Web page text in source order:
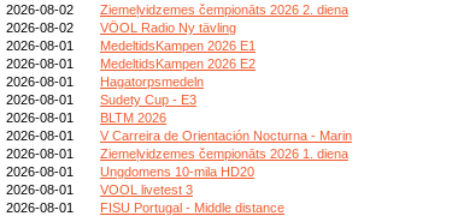
2026-08-02
Ziemeļvidzemes čempionāts 2026 2. diena
2026-08-02
VÖOL Radio Ny tävling
2026-08-01
MedeltidsKampen 2026 E1
2026-08-01
MedeltidsKampen 2026 E2
2026-08-01
Hagatorpsmedeln
2026-08-01
Sudety Cup - E3
2026-08-01
BLTM 2026
2026-08-01
V Carreira de Orientación Nocturna - Marin
2026-08-01
Ziemeļvidzemes čempionāts 2026 1. diena
2026-08-01
Ungdomens 10-mila HD20
2026-08-01
VOOL livetest 3
2026-08-01
FISU Portugal - Middle distance